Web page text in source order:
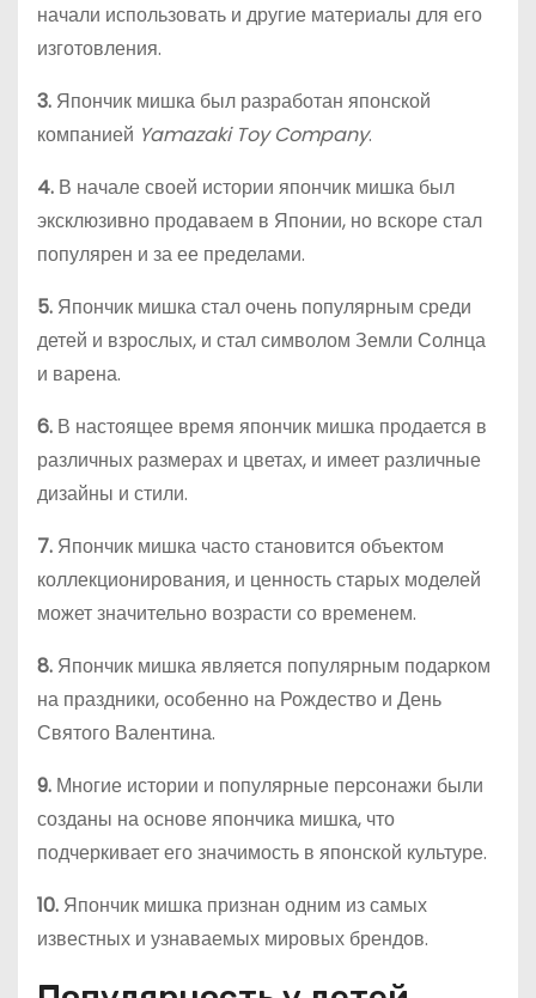
начали использовать и другие материалы для его
изготовления.
3. Япончик мишка был разработан японской
компанией Yamazaki Toy Company.
4. В начале своей истории япончик мишка был
эксклюзивно продаваем в Японии, но вскоре стал
популярен и за ее пределами.
5. Япончик мишка стал очень популярным среди
детей и взрослых, и стал символом Земли Солнца
и варена.
6. В настоящее время япончик мишка продается в
различных размерах и цветах, и имеет различные
дизайны и стили.
7. Япончик мишка часто становится объектом
коллекционирования, и ценность старых моделей
может значительно возрасти со временем.
8. Япончик мишка является популярным подарком
на праздники, особенно на Рождество и День
Святого Валентина.
9. Многие истории и популярные персонажи были
созданы на основе япончика мишка, что
подчеркивает его значимость в японской культуре.
10. Япончик мишка признан одним из самых
известных и узнаваемых мировых брендов.